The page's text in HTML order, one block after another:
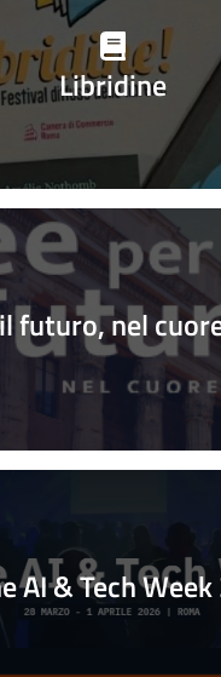
Libridine
futuro, nel
AI & Tech